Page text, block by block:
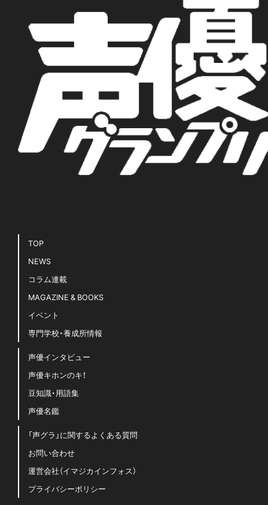
TOP
NEWS
コラム連載
MAGAZINE & BOOKS
イベント
専門学校・養成所情報
声優インタビュー
声優キホンのキ！
豆知識・用語集
声優名鑑
「声グラ」に関するよくある質問
お問い合わせ
運営会社（イマジカインフォス）
プライバシーポリシー